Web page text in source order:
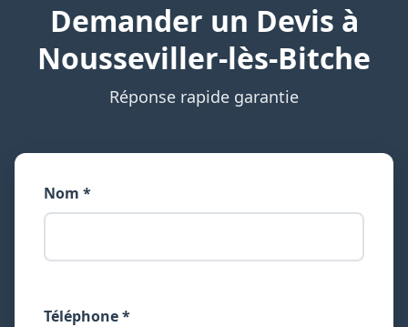
Demander un Devis à
Nousseviller-lès-Bitche
Réponse rapide garantie
Nom *
Téléphone *